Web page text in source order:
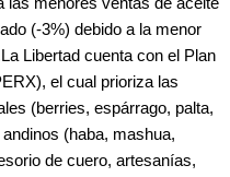
las menores ventas de aceite
(-3%) debido a la menor
Libertad cuenta con el Plan
el cual prioriza las
(berries, espárrago, palta,
(haba, mashua,
de cuero, artesanías,